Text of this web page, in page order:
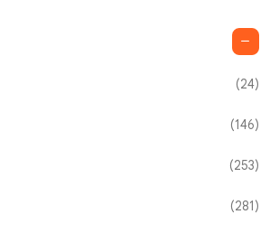
(24)
(146)
(253)
(281)